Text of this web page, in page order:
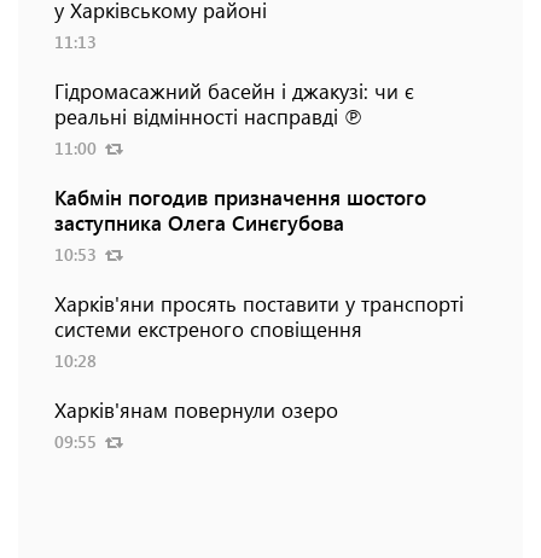
у Харківському районі
11:13
Гідромасажний басейн і джакузі: чи є
реальні відмінності насправді ℗
11:00
Кабмін погодив призначення шостого
заступника Олега Синєгубова
10:53
Харків'яни просять поставити у транспорті
системи екстреного сповіщення
10:28
Харків'янам повернули озеро
09:55